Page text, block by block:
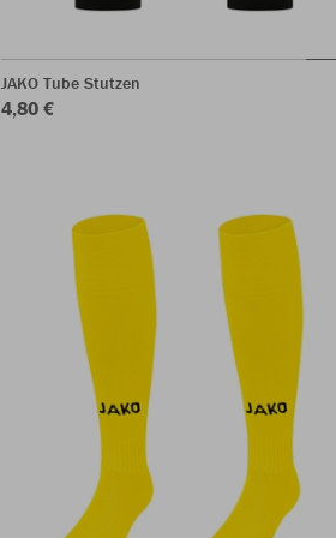
JAKO Tube Stutzen
4,80 €